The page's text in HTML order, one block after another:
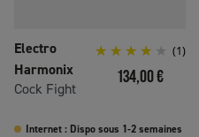
Electro
Harmonix
Cock Fight
(1)
Prix
134,00 €
Internet : Dispo sous 1-2 semaines